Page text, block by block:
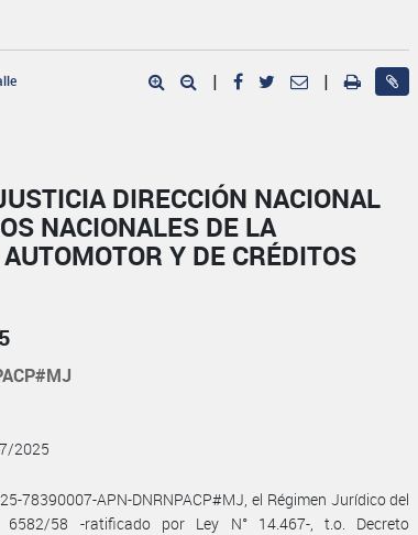
| |
DIRECCIÓN NACIONAL
NACIONALES DE LA
Y DE CRÉDITOS
2025
78390007-APN-DNRNPACP#MJ, el Régimen Jurídico del
6582/58 -ratificado por Ley N° 14.467-, t.o. Decreto